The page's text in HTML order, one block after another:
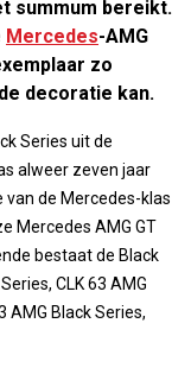
summum bereikt.
Mercedes-AMG
zo
decoratie kan.
Series uit de
alweer zeven jaar
de Mercedes-klas
Mercedes AMG GT
bestaat de Black
CLK 63 AMG
AMG Black Series,